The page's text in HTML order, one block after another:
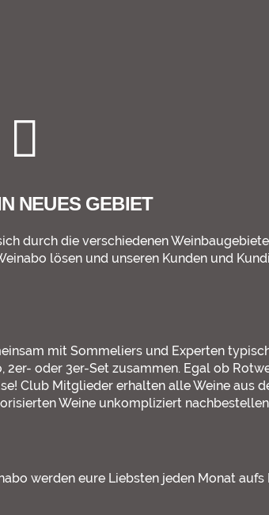
NEUES GEBIET
durch die verschiedenen
lösen und unseren Kunden und
mit Sommeliers und Experten
oder 3er-Set zusammen. Egal ob
Club Mitglieder erhalten alle Weine aus
Weine unkompliziert
werden eure Liebsten jeden Monat aufs